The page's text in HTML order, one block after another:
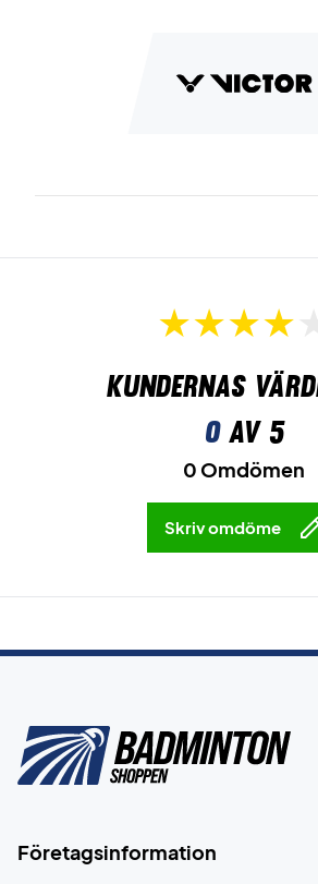
Kundernas
0av 5
0 Omdömen
Skriv omdöme
Företagsinformation